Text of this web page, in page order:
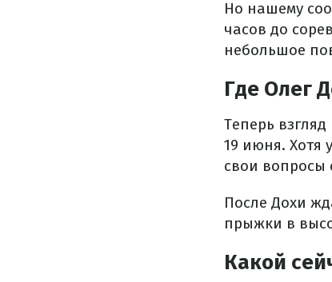
Но нашему
часов до
небольшое
Где Олег
Теперь
19 июня. Хотя
свои
После Дохи
прыжки в
Какой